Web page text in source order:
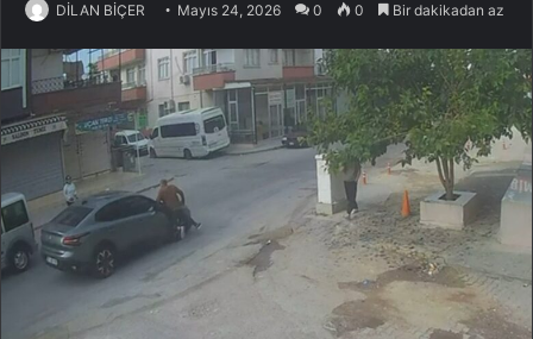
DİLAN BİÇER Mayıs 24, 2026 0 0 Bir dakikadan az